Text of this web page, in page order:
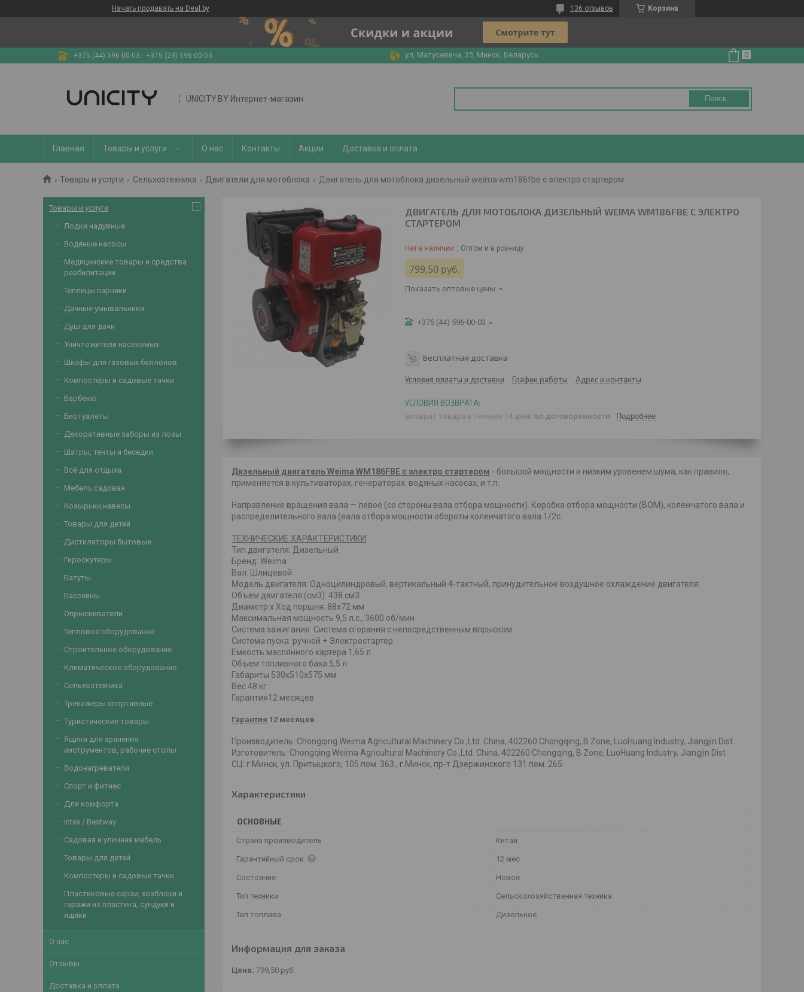
Начать продавать на Deal.by Корзина
136 отзывов
+375 (44) 596-00-03 +375 (29) 596-00-03 ул, Матусевича, 35, Минск, Беларусь
UNICITY.BY Интернет-магазин Поиск...
Главная Товары и услуги О нас Контакты Акции Доставка и оплата
Товары и услуги Сельхозтехника Двигатели для мотоблока Двигатель для мотоблока дизельный weima wm186fbe с электро стартером
ДВИГАТЕЛЬ ДЛЯ МОТОБЛОКА ДИЗЕЛЬНЫЙ WEIMA WM186FBE С ЭЛЕКТРО
СТАРТЕРОМ
Нет в наличии Оптом и в розницу
799,50 руб.
Показать оптовые цены
+375 (44) 596-00-03
Бесплатная доставка
Условия оплаты и доставки График работы Адрес и контакты
возврат товара в течение 14 дней по договоренности Подробнее
Дизельный двигатель Weima WM186FBE с электро стартером - большой мощности и низким уровенем шума, как правило,
применяется в культиваторах, генераторах, водяных насосах, и т.п.
Направление вращения вала — левое (со стороны вала отбора мощности). Коробка отбора мощности (ВОМ), коленчатого вала и
распределительного вала (вала отбора мощности обороты коленчатого вала 1/2c.
ТЕХНИЧЕСКИЕ ХАРАКТЕРИСТИКИ
Тип двигателя: Дизельный
Бренд: Weima
Вал: Шлицевой
Модель двигателя: Одноцилиндровый, вертикальный 4-тактный, принудительное воздушное охлаждение двигателя
Объем двигателя (см3): 438 см3
Диаметр х Ход поршня: 88x72 мм
Максимальная мощность 9,5 л.с., 3600 об/мин
Система зажигания: Система сгорания с непосредственным впрыском
Система пуска: ручной + Электростартер
Емкость маслянного картера 1,65 л
Объем топливного бака 5,5 л
Габариты 530х510х575 мм
Вес 48 кг
Гарантия12 месяцев
Гарантия 12 месяцев
Производитель: Chongqing Weima Agricultural Machinery Co.,Ltd. China, 402260 Chongqing, B Zone, LuoHuang Industry, Jiangjin Dist.
Изготовитель: Chongqing Weima Agricultural Machinery Co.,Ltd. China, 402260 Chongqing, B Zone, LuoHuang Industry, Jiangjin Dist
СЦ: г.Минск, ул. Притыцкого, 105 пом. 363., г.Минск, пр-т Дзержинского 131 пом. 265.
Характеристики
ОСНОВНЫЕ
Страна производитель Китай
Гарантийный срок 12 мес
Состояние Новое
Тип техники Сельскохозяйственная техника
Тип топлива Дизельное
Информация для заказа
Цена: 799,50 руб.
Товары и услуги
Лодки надувные
Водяные насосы
Медицинские товары и средства
реабилитации
Теплицы парники
Дачные умывальники
Душ для дачи
Уничтожители насекомых
Шкафы для газовых баллонов
Компостеры и садовые тачки
Барбекю
Биотуалеты
Декоративные заборы из лозы
Шатры, тенты и беседки
Всё для отдыха
Мебель садовая
Козырьки,навесы
Товары для детей
Дистиляторы бытовые
Гироскутеры
Батуты
Бассейны
Опрыскиватели
Тепловое оборудование
Строительное оборудование
Климатическое оборудование
Сельхозтехника
Тренажеры спортивные
Туристические товары
Ящики для хранения
инструментов, рабочие столы
Водонагреватели
Спорт и фитнес
Для комфорта
Intex / Bestway
Садовая и уличная мебель
Товары для детей
Компостеры и садовые тачки
Пластиковые сараи, хозблоки и
гаражи из пластика, сундуки и
ящики
О нас
Отзывы
Доставка и оплата